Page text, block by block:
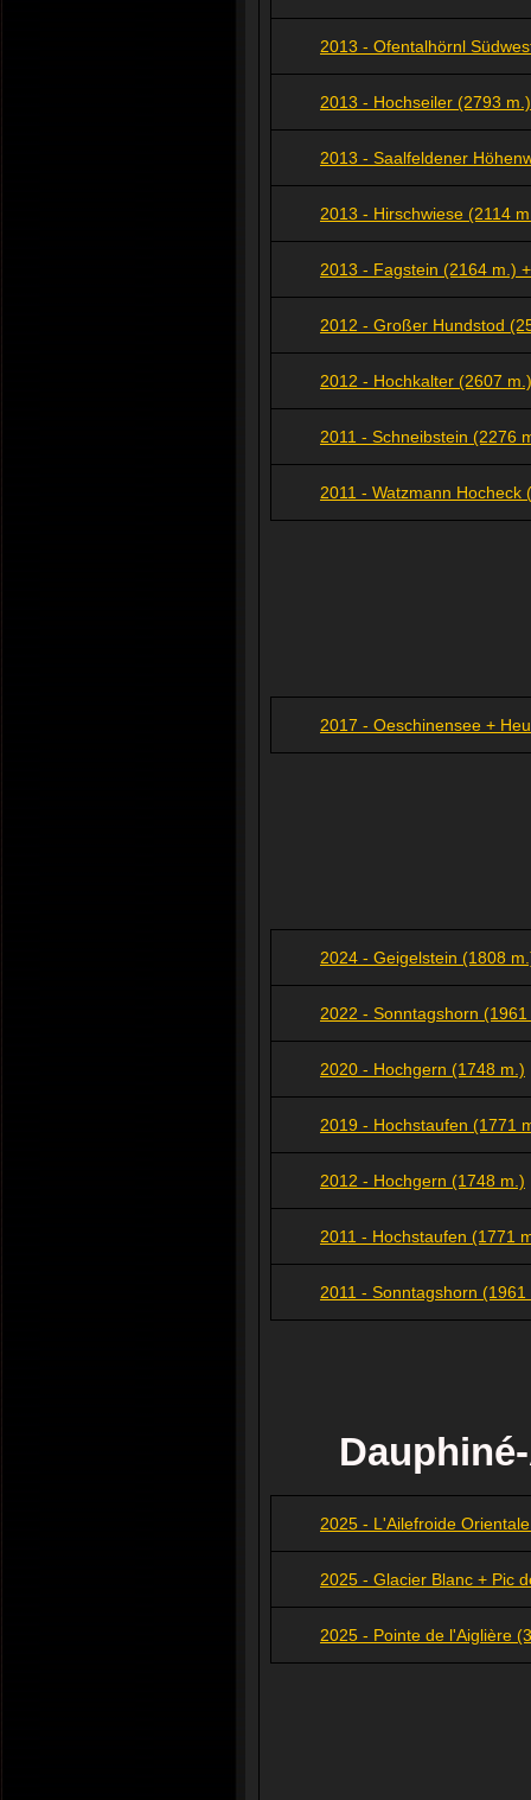
2013 - Ofentalhörnl
2013 - Hochseiler (2793
2013 - Saalfeldener
2013 - Hirschwiese (2114
2013 - Fagstein (2164 m.)
2012 - Großer Hundstod
2012 - Hochkalter (2607
2011 - Schneibstein (2276
2011 - Watzmann Hocheck
2017 - Oeschinensee +
2024 - Geigelstein (1808
2022 - Sonntagshorn
2020 - Hochgern (1748 m.)
2019 - Hochstaufen (1771
2012 - Hochgern (1748 m.)
2011 - Hochstaufen (1771
2011 - Sonntagshorn
2025 - L'Ailefroide
2025 - Glacier Blanc + Pic
2025 - Pointe de l'Aiglière